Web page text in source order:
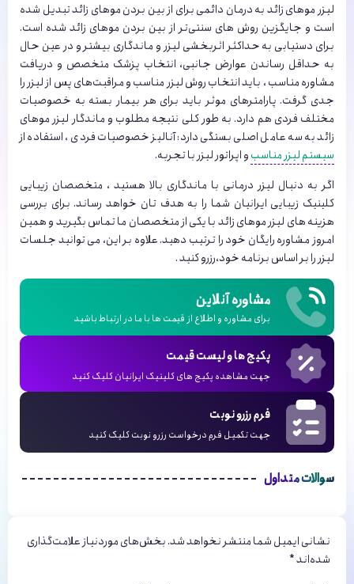
لیزر موهای زائد به درمان دائمی برای از بین بردن موهای زائد تبدیل شده
است و جایگزین روش های سنتی‌تر از بین بردن موهای زائد شده است.
برای دستیابی به حداکثر اثربخشی لیزر و ماندگاری بیشتر و در عین حال
به حداقل رساندن عوارض جانبی، انتخاب پزشک متخصص و دریافت
مشاوره مناسب ، باید انتخاب روش لیزر مناسب و مراقبت‌های پس از لیزر را
جدی گرفت. پارامترهای موثر باید برای هر بیمار بسته به خصوصیات
مختلف فردی هم دارد. به طور کلی نتیجه مطلوب و ماندگار لیزر موهای
زائد به سه عامل اصلی بستگی دارد: آنالیز خصوصیات فردی ، استفاده از
سیستم لیزر مناسبو اپراتور لیزر با تجربه.
اگر به دنبال لیزر درمانی با ماندگاری بالا هستید ، متخصصان زیبایی
کلینیک زیبایی ایرانیان شما را به هدف تان خواهد رساند. برای بررسی
هزینه های لیزر موهای زائد با یکی از متخصصان ما تماس بگیرید و همین
امروز مشاوره رایگان خود را ترتیب دهید. علاوه بر این، می توانید جلسات
لیزر را بر اساس برنامه خود،رزرو کنید .
مشاوره آنلاین
برای مشاوره و اطلاع از قیمت ها با ما در ارتباط باشید
پکیج ها و لیست قیمت
جهت مشاهده پکیج های کلینیک ایرانیان کلیک کنید
فرم رزرو نوبت
جهت تکمیل فرم درخواست رزرو نوبت کلیک کنید
سوالات متداول
نشانی ایمیل شما منتشر نخواهد شد.بخش‌های موردنیاز علامت‌گذاری
شده‌اند*